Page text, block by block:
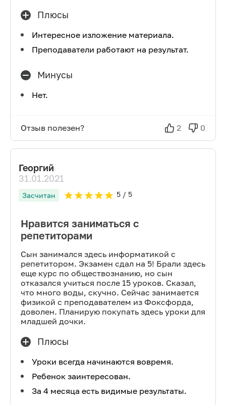
Плюсы
Интересное изложение материала.
Преподаватели работают на результат.
Минусы
Нет.
Отзыв полезен? 2 0
Георгий
31.01.2021
Засчитан 5/ 5
Нравится заниматься с
репетиторами
Сын занимался здесь информатикой с
репетитором. Экзамен сдал на 5! Брали здесь
еще курс по обществознанию, но сын
отказался учиться после 15 уроков. Сказал,
что много воды, скучно. Сейчас занимается
физикой с преподавателем из Фоксфорда,
доволен. Планирую покупать здесь уроки для
младшей дочки.
Плюсы
Уроки всегда начинаются вовремя.
Ребенок заинтересован.
За 4 месяца есть видимые результаты.